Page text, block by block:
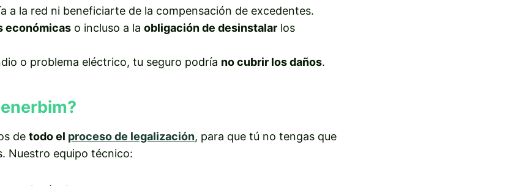
a la red ni beneficiarte de la compensación de excedentes.
económicas o incluso a la obligación de desinstalar los
o problema eléctrico, tu seguro podría no cubrir los daños.
de todo el proceso de legalización, para que tú no tengas que
Nuestro equipo técnico: